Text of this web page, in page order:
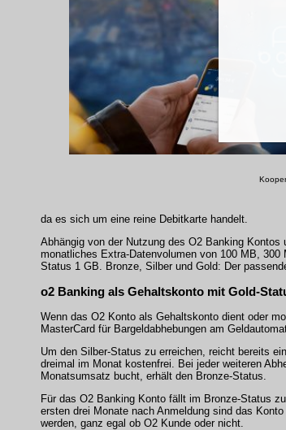
da es sich um eine reine Debitkarte handelt.
Abhängig von der Nutzung des O2 Banking
monatliches Extra-Datenvolumen von 100 MB,
Status 1 GB. Bronze, Silber und Gold: Der
o2 Banking als Gehaltskonto mit Gold-
Wenn das O2 Konto als Gehaltskonto dient oder
MasterCard für Bargeldabhebungen am
Um den Silber-Status zu erreichen, reicht bereits
dreimal im Monat kostenfrei. Bei jeder weiteren
Monatsumsatz bucht, erhält den Bronze-Status.
Für das O2 Banking Konto fällt im Bronze-Status
ersten drei Monate nach Anmeldung sind das
werden, ganz egal ob O2 Kunde oder nicht.